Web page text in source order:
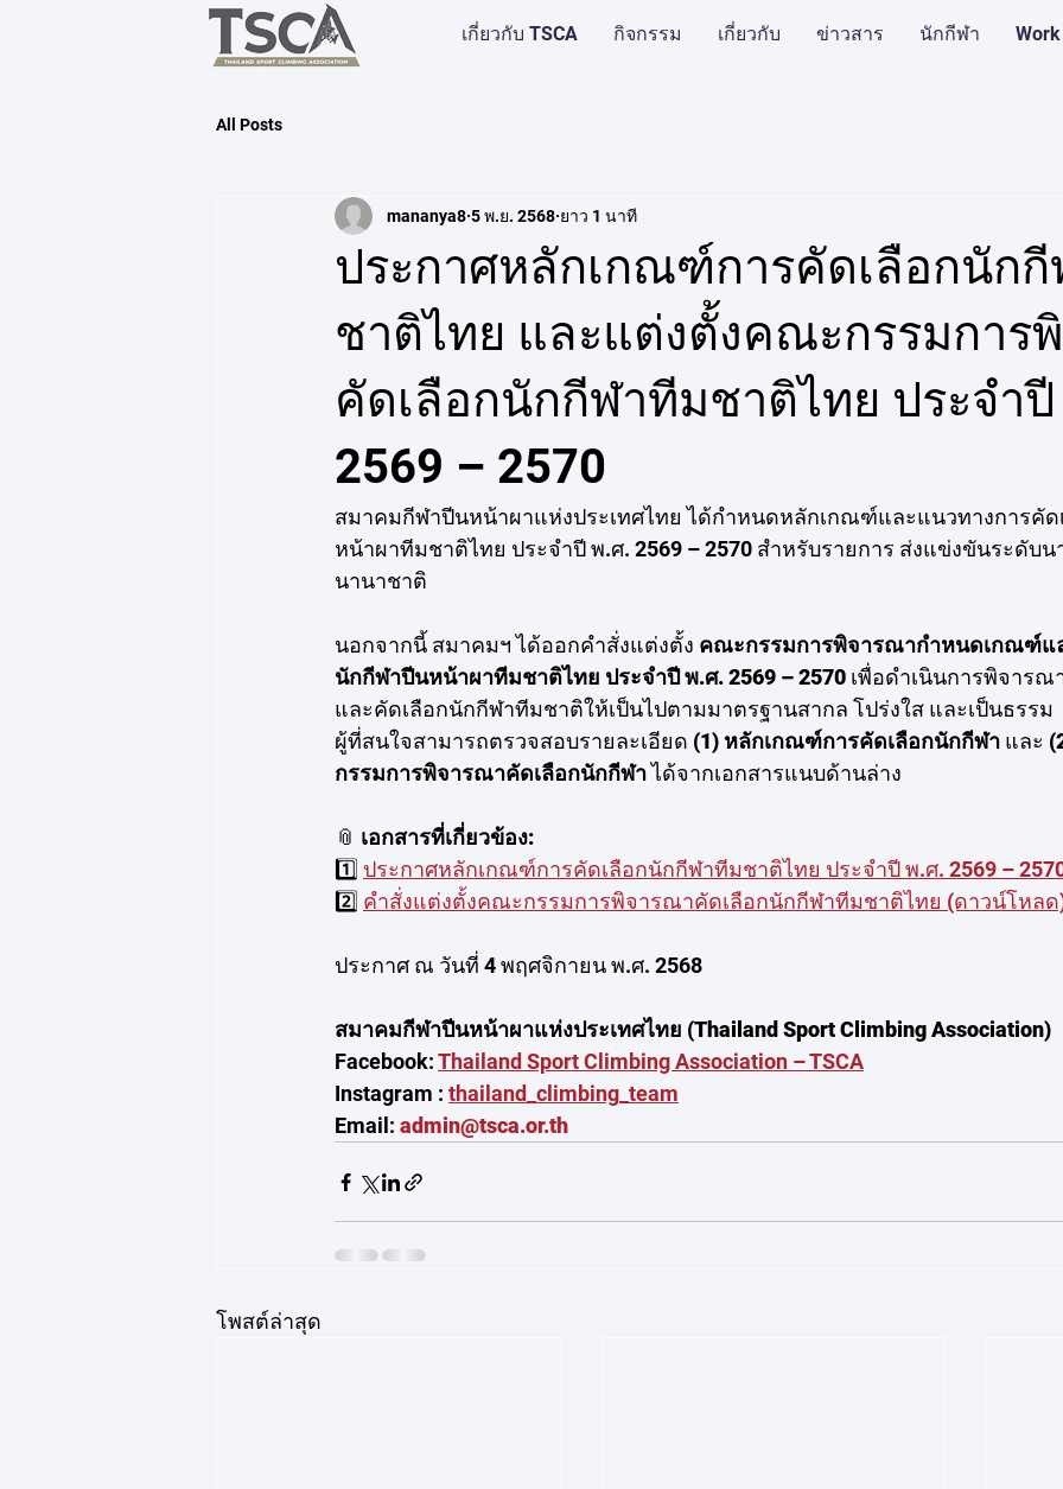
เกี่ยวกับ TSCA กิจกรรม เกี่ยวกับ ข่าวสาร นักกีฬา
All Posts
ประกาศหลักเกณฑ์การคัดเลือกนัก
ชาติไทย และแต่งตั้งคณะกรรมการ
คัดเลือกนักกีฬาทีมชาติไทย ประจำ
2569 – 2570
mananya8 5 พ.ย. 2568 ยาว 1 นาที
สมาคมกีฬาปีนหน้าผาแห่งประเทศไทย ได้กำหนดหลักเกณฑ์และแนวทางการคั
หน้าผาทีมชาติไทย ประจำปี พ.ศ. 2569 – 2570 สำหรับรายการ ส่งแข่งขันระดับ
นานาชาติ
นอกจากนี้ สมาคมฯ ได้ออกคำสั่งแต่งตั้ง คณะกรรมการพิจารณากำหนดเกณฑ์แ
นักกีฬาปีนหน้าผาทีมชาติไทย ประจำปี พ.ศ. 2569 – 2570 เพื่อดำเนินการพิจาร
และคัดเลือกนักกีฬาทีมชาติให้เป็นไปตามมาตรฐานสากล โปร่งใส และเป็นธรรม
ผู้ที่สนใจสามารถตรวจสอบรายละเอียด (1) หลักเกณฑ์การคัดเลือกนักกีฬา และ
กรรมการพิจารณาคัดเลือกนักกีฬา ได้จากเอกสารแนบด้านล่าง
📎 เอกสารที่เกี่ยวข้อง:
1️⃣ ประกาศหลักเกณฑ์การคัดเลือกนักกีฬาทีมชาติไทย ประจำปี พ.ศ. 2569 –
2️⃣ คำสั่งแต่งตั้งคณะกรรมการพิจารณาคัดเลือกนักกีฬาทีมชาติไทย (ดาวน์โหลด
ประกาศ ณ วันที่ 4 พฤศจิกายน พ.ศ. 2568
สมาคมกีฬาปีนหน้าผาแห่งประเทศไทย (Thailand Sport Climbing Association)
Facebook: Thailand Sport Climbing Association – TSCA
Instagram : thailand_climbing_team
Email: admin@tsca.or.th
โพสต์ล่าสุด